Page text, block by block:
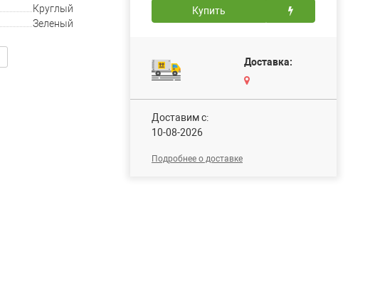
Круглый
Зеленый
Купить
Доставка:
Доставим c:
10-08-2026
Подробнее о доставке